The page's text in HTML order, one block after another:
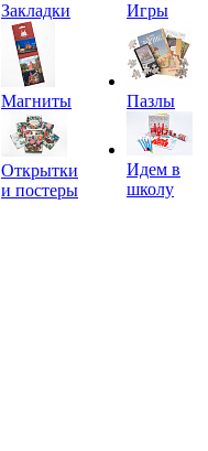
Закладки
Магниты
Открытки
и постеры
Игры
Пазлы
Идем в
школу